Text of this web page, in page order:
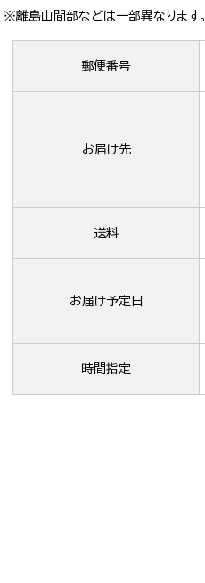
※離島山間部などは一部異なります。
郵便番号
お届け先
送料
お届け予定日
時間指定